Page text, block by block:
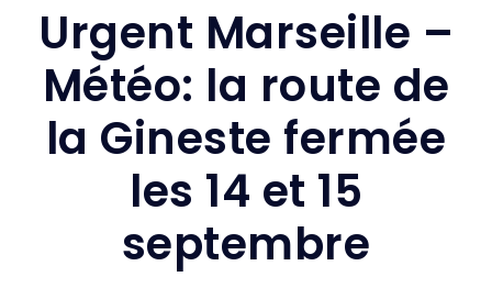
Urgent Marseille –
Météo: la route de
la Gineste fermée
les 14 et 15
septembre